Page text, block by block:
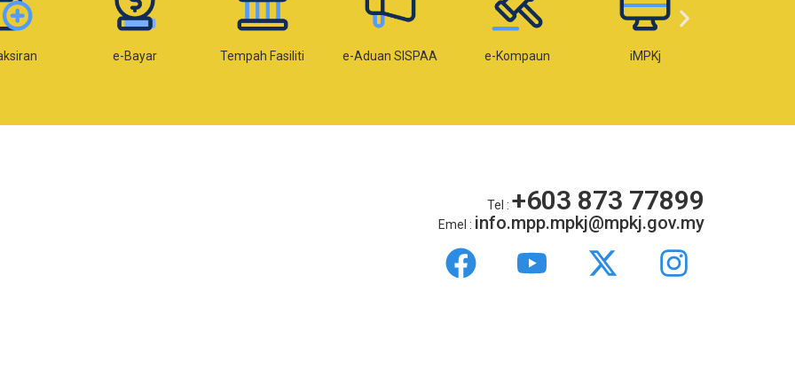
Bayar Tempah Fasiliti e-Aduan SISPAA e-Kompaun iMPKj e-Lesen
Tel : +603 873 77899
Emel : info.mpp.mpkj@mpkj.gov.my